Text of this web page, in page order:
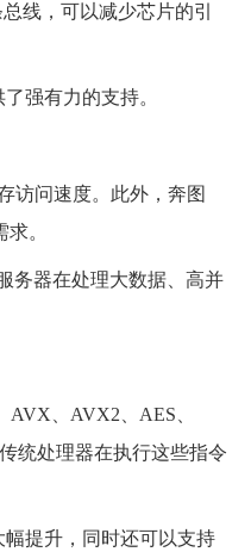
线，可以减少芯片的引
强有力的支持。
访问速度。此外，奔图
。
务器在处理大数据、高并
AVX、AVX2、AES、
统处理器在执行这些指令
提升，同时还可以支持